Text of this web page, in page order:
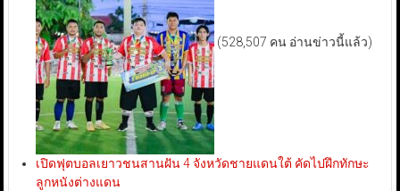
(528,507 คน อ่านข่าวนี้แล้ว)
เปิดฟุตบอลเยาวชนสานฝัน 4 จังหวัดชายแดนใต้ คัดไปฝึกทักษะ
ลูกหนังต่างแดน